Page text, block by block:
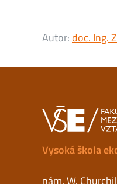
Autor: doc. Ing.
Vysoká škola
nám. W.